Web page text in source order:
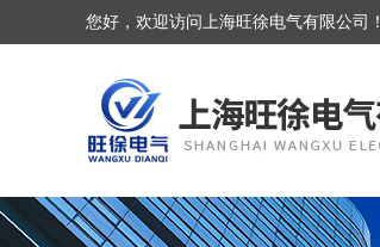
您好，欢迎访问上海旺徐电气有限公司！